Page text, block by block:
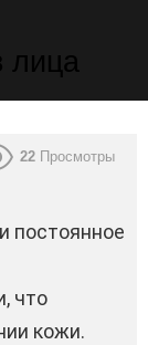
лица
22 Просмотры
постоянное
что
кожи.